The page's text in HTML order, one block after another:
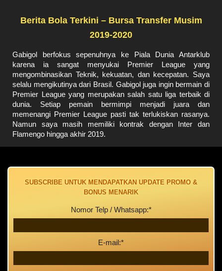
Berita Bola Terkini – Bursa Transfer Musim
2019-2020
Gabigol berfokus sepenuhnya ke Piala Dunia Antarklub
karena ia sangat menyukai Premier League yang
mengombinasikan Teknik, kekuatan, dan kecepatan. Saya
selalu mengikutinya dari Brasil. Gabigol juga ingin bermain di
Premier League yang merupakan salah satu liga terbaik di
dunia. Setiap pemain bermimpi menjadi juara dan
memenangi Premier League pasti tak terlukiskan rasanya.
Namun saya masih memiliki kontrak dengan Inter dan
Flamengo hingga akhir 2019.
SUBSCRIBE UNTUK MENDAPATKAN UPDATE PROMO &
BONUS MENARIK
Nomor Telp / Whatsapp:*
E-mail:*